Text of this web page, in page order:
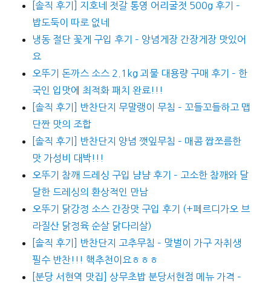
[솔직 후기] 지호네 젓갈 통영 어리굴젓 500g 후기 –
밥도둑이 따로 없네
냉동 절단 꽃게 구입 후기 – 양념게장 간장게장 맛있어
요
오뚜기 돈까스 소스 2.1kg 괴물 대용량 구매 후기 – 한
국인 입맛에 최적화 패치 완료!!!
[솔직 후기] 반찬단지 무말랭이 무침 – 꼬들꼬들하고 맵
단짠 맛의 조합
[솔직 후기] 반찬단지 양념 깻잎무침 – 매콤 짭쪼름한
맛 가성비 대박!!!
오뚜기 참깨 드레싱 구입 냠냠 후기 – 고소한 참깨와 달
달한 드레싱의 환상적인 만남
오뚜기 닭강정 소스 간장맛 구입 후기 (+페르디가오 브
라질산 닭정육 순살 닭다리살)
[솔직 후기] 반찬단지 고추무침 – 맞벌이 가구 자취생
필수 반찬!!! 핵추천이요ㅎㅎㅎ
[분당 서현역 맛집] 상무초밥 분당서현점 메뉴 가격 –